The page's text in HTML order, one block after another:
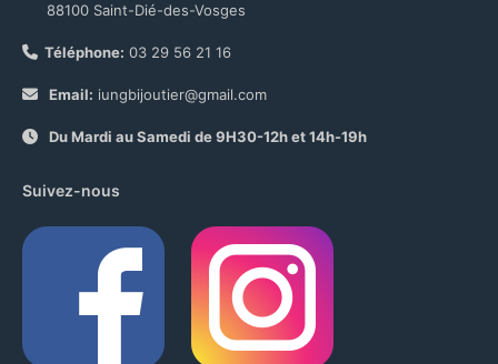
88100 Saint-Dié-des-Vosges
Téléphone: 03 29 56 21 16
Email: iungbijoutier@gmail.com
Du Mardi au Samedi de 9H30-12h et 14h-19h
Suivez-nous